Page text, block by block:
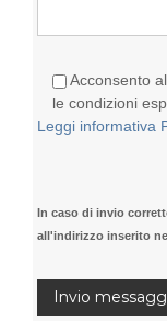
Acconsento
le condizioni
Leggi informativa
In caso di invio
all'indirizzo inserito